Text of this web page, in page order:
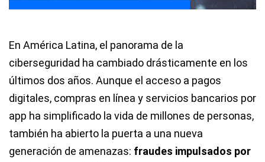
En América Latina, el panorama de la
ciberseguridad ha cambiado drásticamente en los
últimos dos años. Aunque el acceso a pagos
digitales, compras en línea y servicios bancarios por
app ha simplificado la vida de millones de personas,
también ha abierto la puerta a una nueva
generación de amenazas: fraudes impulsados por